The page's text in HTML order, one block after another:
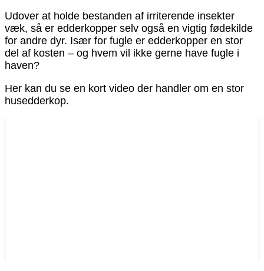
Udover at holde bestanden af irriterende insekter
væk, så er edderkopper selv også en vigtig fødekilde
for andre dyr. Især for fugle er edderkopper en stor
del af kosten – og hvem vil ikke gerne have fugle i
haven?
Her kan du se en kort video der handler om en stor
husedderkop.